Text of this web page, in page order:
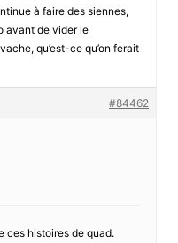
à faire des siennes,
avant de vider le
qu’est-ce qu’on ferait
#84462
ces histoires de quad.